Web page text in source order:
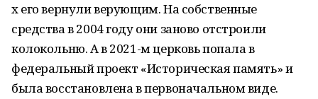
х его вернули верующим. На собственные
средства в 2004 году они заново отстроили
колокольню. А в 2021-м церковь попала в
федеральный проект «Историческая память» и
была восстановлена в первоначальном виде.